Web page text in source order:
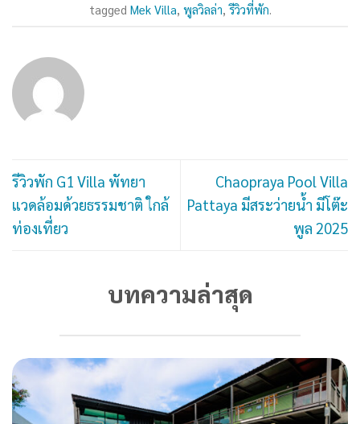
tagged Mek Villa, พูลวิลล่า,รีวิวที่พัก.
รีวิวพัก G1 Villa พัทยา
แวดล้อมด้วยธรรมชาติ ใกล้
ท่องเที่ยว
Chaopraya Pool Villa
Pattaya มีสระว่ายน้ำ มีโต๊ะ
พูล 2025
บทความล่าสุด